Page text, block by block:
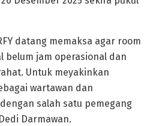
datang memaksa agar room
belum jam operasional dan
Untuk meyakinkan
wartawan dan
salah satu pemegang
Darmawan.